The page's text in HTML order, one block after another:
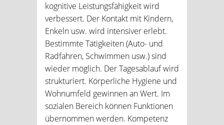
kognitive Leistungsfähigkeit wird
verbessert. Der Kontakt mit Kindern,
Enkeln usw. wird intensiver erlebt.
Bestimmte Tätigkeiten (Auto- und
Radfahren, Schwimmen usw.) sind
wieder möglich. Der Tagesablauf wird
strukturiert. Körperliche Hygiene und
Wohnumfeld gewinnen an Wert. Im
sozialen Bereich können Funktionen
übernommen werden. Kompetenz